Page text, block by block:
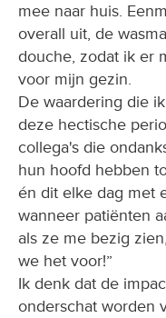
mee naar huis.
overall uit, de
douche, zodat ik er
voor mijn gezin.
De waardering die
deze hectische
collega's die
hun hoofd hebben
én dit elke dag met
wanneer patiënten
als ze me bezig
we het voor!”
Ik denk dat de
onderschat worden